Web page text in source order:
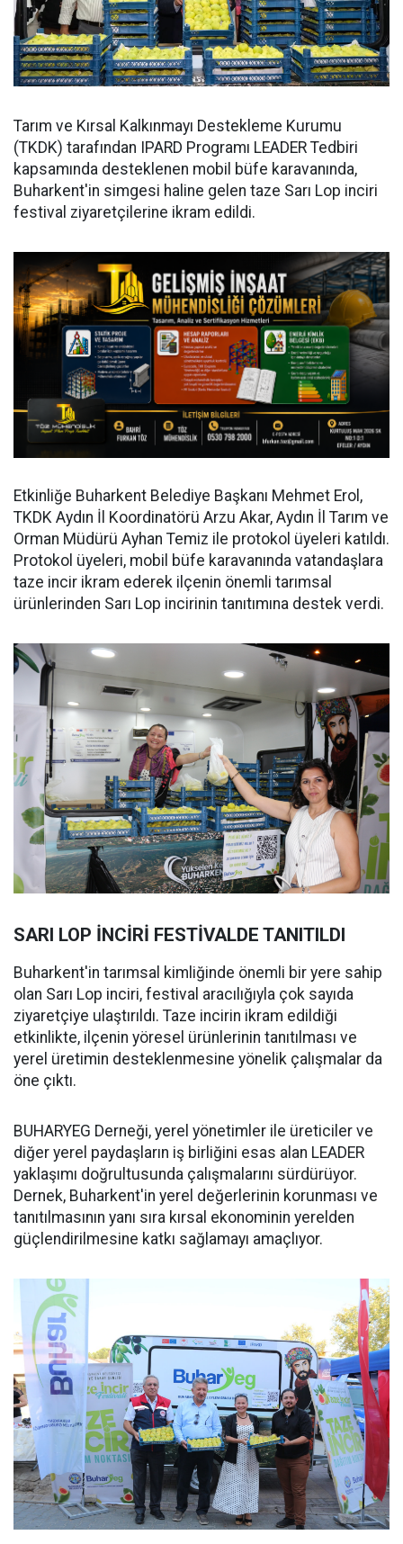
Tarım ve Kırsal Kalkınmayı Destekleme Kurumu
(TKDK) tarafından IPARD Programı LEADER Tedbiri
kapsamında desteklenen mobil büfe karavanında,
Buharkent'in simgesi haline gelen taze Sarı Lop inciri
festival ziyaretçilerine ikram edildi.
Etkinliğe Buharkent Belediye Başkanı Mehmet Erol,
TKDK Aydın İl Koordinatörü Arzu Akar, Aydın İl Tarım ve
Orman Müdürü Ayhan Temiz ile protokol üyeleri katıldı.
Protokol üyeleri, mobil büfe karavanında vatandaşlara
taze incir ikram ederek ilçenin önemli tarımsal
ürünlerinden Sarı Lop incirinin tanıtımına destek verdi.
SARI LOP İNCİRİ FESTİVALDE TANITILDI
Buharkent'in tarımsal kimliğinde önemli bir yere sahip
olan Sarı Lop inciri, festival aracılığıyla çok sayıda
ziyaretçiye ulaştırıldı. Taze incirin ikram edildiği
etkinlikte, ilçenin yöresel ürünlerinin tanıtılması ve
yerel üretimin desteklenmesine yönelik çalışmalar da
öne çıktı.
BUHARYEG Derneği, yerel yönetimler ile üreticiler ve
diğer yerel paydaşların iş birliğini esas alan LEADER
yaklaşımı doğrultusunda çalışmalarını sürdürüyor.
Dernek, Buharkent'in yerel değerlerinin korunması ve
tanıtılmasının yanı sıra kırsal ekonominin yerelden
güçlendirilmesine katkı sağlamayı amaçlıyor.